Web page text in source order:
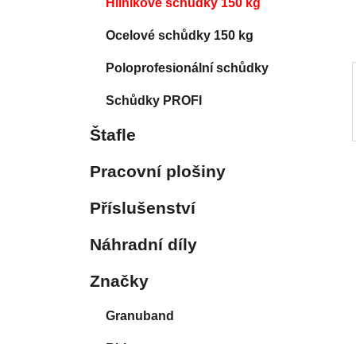
Ocelové schůdky 150 kg
Poloprofesionální schůdky
Schůdky PROFI
Štafle
Pracovní plošiny
Příslušenství
Náhradní díly
Značky
Granuband